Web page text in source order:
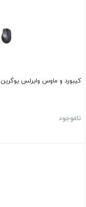
کیبورد و ماوس وایرلس یوگرین UGREEN مدل Mk006-15659
ناموجود